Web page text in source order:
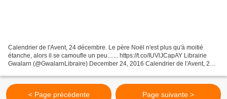
Calendrier de l'Avent, 24 décembre. Le père Noël n'est plus qu'à moitié
étanche, alors il se camoufle un peu....... https://t.co/IUVlJCapAY Librairie
Gwalarn (@GwalarnLibraire) December 24, 2016 Calendrier de l'Avent, 24
< Page précédente Page suivante >